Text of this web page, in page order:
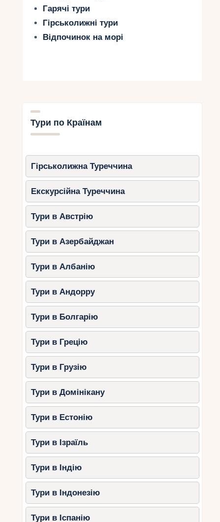
Гарячі тури
Гірськолижні тури
Відпочинок на морі
Тури по Країнам
Гірськолижна Туреччина
Екскурсійна Туреччина
Тури в Австрію
Тури в Азербайджан
Тури в Албанію
Тури в Андорру
Тури в Болгарію
Тури в Грецію
Тури в Грузію
Тури в Домінікану
Тури в Естонію
Тури в Ізраїль
Тури в Індію
Тури в Індонезію
Тури в Іспанію